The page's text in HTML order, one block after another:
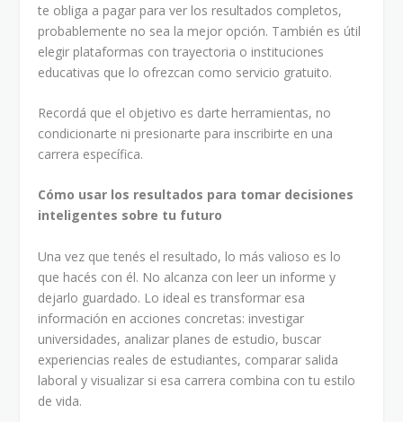
te obliga a pagar para ver los resultados completos,
probablemente no sea la mejor opción. También es útil
elegir plataformas con trayectoria o instituciones
educativas que lo ofrezcan como servicio gratuito.
Recordá que el objetivo es darte herramientas, no
condicionarte ni presionarte para inscribirte en una
carrera específica.
Cómo usar los resultados para tomar decisiones
inteligentes sobre tu futuro
Una vez que tenés el resultado, lo más valioso es lo
que hacés con él. No alcanza con leer un informe y
dejarlo guardado. Lo ideal es transformar esa
información en acciones concretas: investigar
universidades, analizar planes de estudio, buscar
experiencias reales de estudiantes, comparar salida
laboral y visualizar si esa carrera combina con tu estilo
de vida.